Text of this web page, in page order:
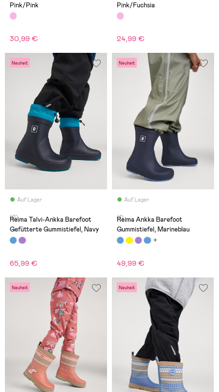
Pink/Pink
30,99 €
Pink/Fuchsia
24,99 €
Neuheit
Auf Lager
(0)
Reima Talvi-Ankka Barefoot
Gefütterte Gummistiefel, Navy
65,99 €
Neuheit
Auf Lager
(1)
Reima Ankka Barefoot
Gummistiefel, Marineblau
49,99 €
Neuheit Neuheit